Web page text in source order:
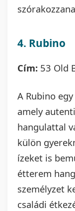
4. Rubino
Cím: 53 Old
A Rubino
amely
hangulattal
külön
ízeket is
étterem
személyzet
családi